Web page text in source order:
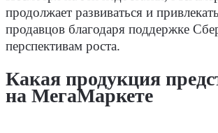
продолжает развиваться и
продавцов благодаря поддержке
перспективам роста.
Какая продукция
на МегаМаркете